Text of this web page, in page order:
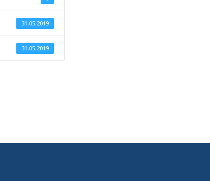
31.05.2019
31.05.2019